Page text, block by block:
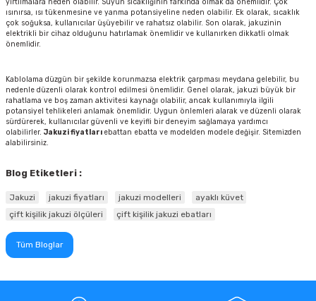
yırtılmalara neden olabilir. Suyun sıcaklığının farkında olmak da önemlidir. Çok
ısınırsa, ısı tükenmesine ve yanma potansiyeline neden olabilir. Ek olarak, sıcaklık
çok soğuksa, kullanıcılar üşüyebilir ve rahatsız olabilir. Son olarak, jakuzinin
elektrikli bir cihaz olduğunu hatırlamak önemlidir ve kullanırken dikkatli olmak
önemlidir.
Kablolama düzgün bir şekilde korunmazsa elektrik çarpması meydana gelebilir, bu
nedenle düzenli olarak kontrol edilmesi önemlidir. Genel olarak, jakuzi büyük bir
rahatlama ve boş zaman aktivitesi kaynağı olabilir, ancak kullanımıyla ilgili
potansiyel tehlikeleri anlamak önemlidir. Uygun önlemleri alarak ve düzenli olarak
sürdürerek, kullanıcılar güvenli ve keyifli bir deneyim sağlamaya yardımcı
olabilirler. Jakuzi fiyatları ebattan ebatta ve modelden modele değişir. Sitemizden
alabilirsiniz.
Blog Etiketleri :
Jakuzi jakuzi fiyatları jakuzi modelleri
ayaklı küvet
çift kişilik jakuzi ölçüleri
çift kişilik jakuzi ebatları
Tüm Bloglar